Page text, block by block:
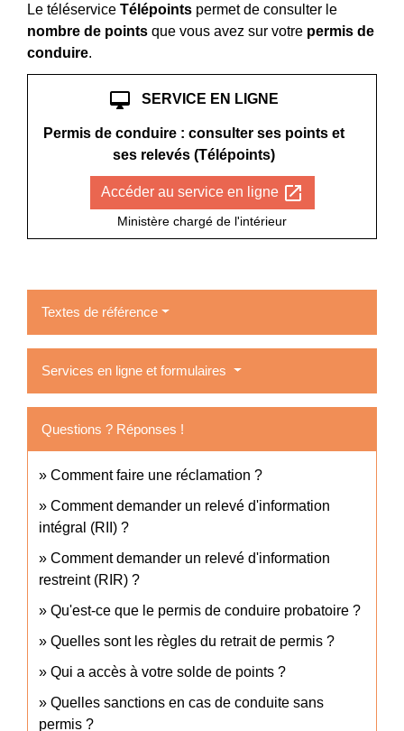
Le téléservice Télépoints permet de consulter le
nombre de points que vous avez sur votre permis de
conduire.
desktop_mac SERVICE EN LIGNE
Permis de conduire : consulter ses points et
ses relevés (Télépoints)
Accéder au service en ligne open_in_new
Ministère chargé de l'intérieur
Textes de référence
Services en ligne et formulaires
Questions ? Réponses !
Comment faire une réclamation ?
Comment demander un relevé d'information
intégral (RII) ?
Comment demander un relevé d'information
restreint (RIR) ?
Qu'est-ce que le permis de conduire probatoire ?
Quelles sont les règles du retrait de permis ?
Qui a accès à votre solde de points ?
Quelles sanctions en cas de conduite sans
permis ?